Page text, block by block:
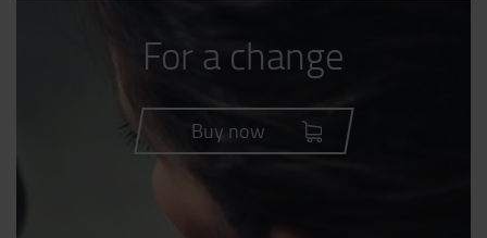
For a change
Buy now